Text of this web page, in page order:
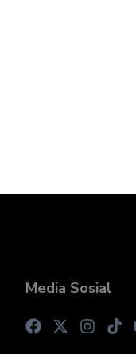
Media Sosial